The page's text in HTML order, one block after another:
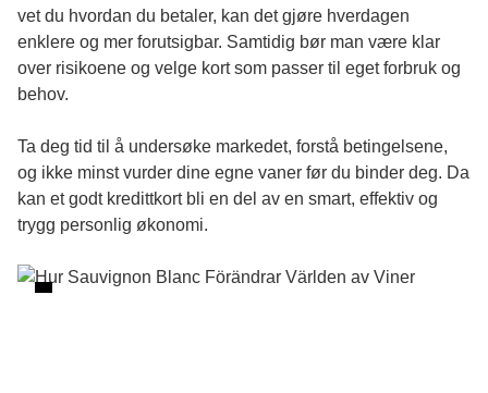
vet du hvordan du betaler, kan det gjøre hverdagen
enklere og mer forutsigbar. Samtidig bør man være klar
over risikoene og velge kort som passer til eget forbruk og
behov.
Ta deg tid til å undersøke markedet, forstå betingelsene,
og ikke minst vurder dine egne vaner før du binder deg. Da
kan et godt kredittkort bli en del av en smart, effektiv og
trygg personlig økonomi.